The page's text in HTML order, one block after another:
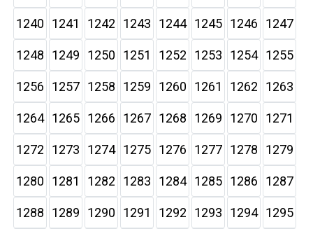
1240 1241 1242 1243 1244 1245 1246 1247
1248 1249 1250 1251 1252 1253 1254 1255
1256 1257 1258 1259 1260 1261 1262 1263
1264 1265 1266 1267 1268 1269 1270 1271
1272 1273 1274 1275 1276 1277 1278 1279
1280 1281 1282 1283 1284 1285 1286 1287
1288 1289 1290 1291 1292 1293 1294 1295